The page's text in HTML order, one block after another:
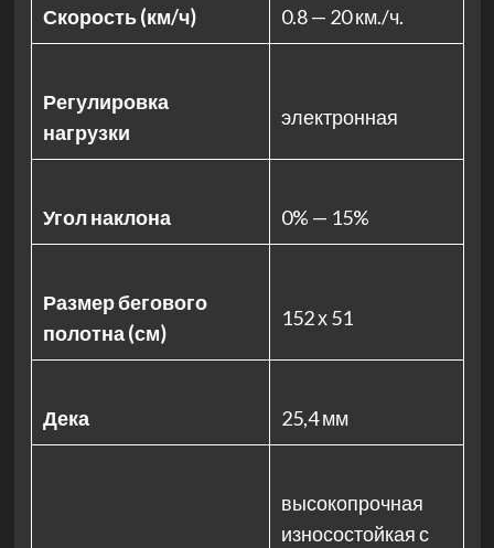
Скорость (км/ч) 0.8 — 20 км./ч.
Регулировка
нагрузки
электронная
Угол наклона 0% — 15%
Размер бегового
полотна (см)
152 х 51
Дека 25,4 мм
высокопрочная
износостойкая с